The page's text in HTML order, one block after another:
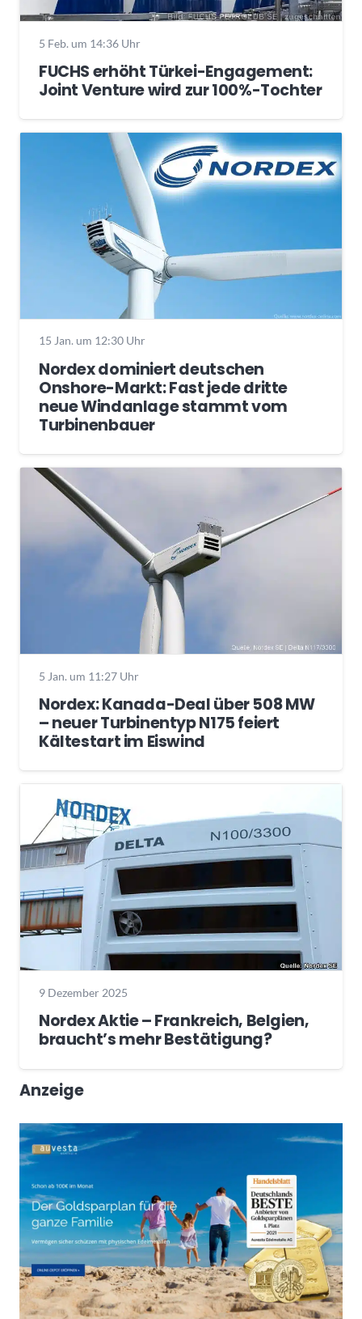
5 Feb. um 14:36 Uhr
FUCHS erhöht Türkei-Engagement:
Joint Venture wird zur 100%-Tochter
15 Jan. um 12:30 Uhr
Nordex dominiert deutschen
Onshore-Markt: Fast jede dritte
neue Windanlage stammt vom
Turbinenbauer
5 Jan. um 11:27 Uhr
Nordex: Kanada-Deal über 508 MW
– neuer Turbinentyp N175 feiert
Kältestart im Eiswind
9 Dezember 2025
Nordex Aktie – Frankreich, Belgien,
braucht’s mehr Bestätigung?
Anzeige